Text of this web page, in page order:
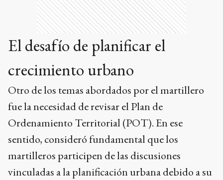
El desafío de planificar el
crecimiento urbano
Otro de los temas abordados por el martillero
fue la necesidad de revisar el Plan de
Ordenamiento Territorial (POT). En ese
sentido, consideró fundamental que los
martilleros participen de las discusiones
vinculadas a la planificación urbana debido a su